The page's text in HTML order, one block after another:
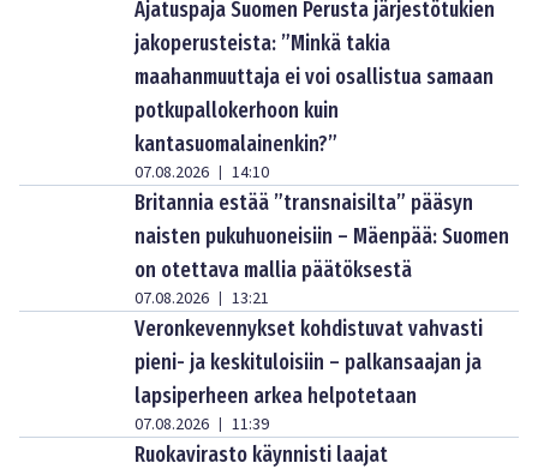
Ajatuspaja Suomen Perusta järjestötukien
jakoperusteista: ”Minkä takia
maahanmuuttaja ei voi osallistua samaan
potkupallokerhoon kuin
kantasuomalainenkin?”
07.08.2026 | 14:10
Britannia estää ”transnaisilta” pääsyn
naisten pukuhuoneisiin – Mäenpää: Suomen
on otettava mallia päätöksestä
07.08.2026 | 13:21
Veronkevennykset kohdistuvat vahvasti
pieni- ja keskituloisiin – palkansaajan ja
lapsiperheen arkea helpotetaan
07.08.2026 | 11:39
Ruokavirasto käynnisti laajat